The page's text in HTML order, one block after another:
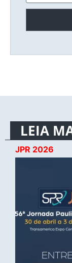
LEIA
JPR 2026